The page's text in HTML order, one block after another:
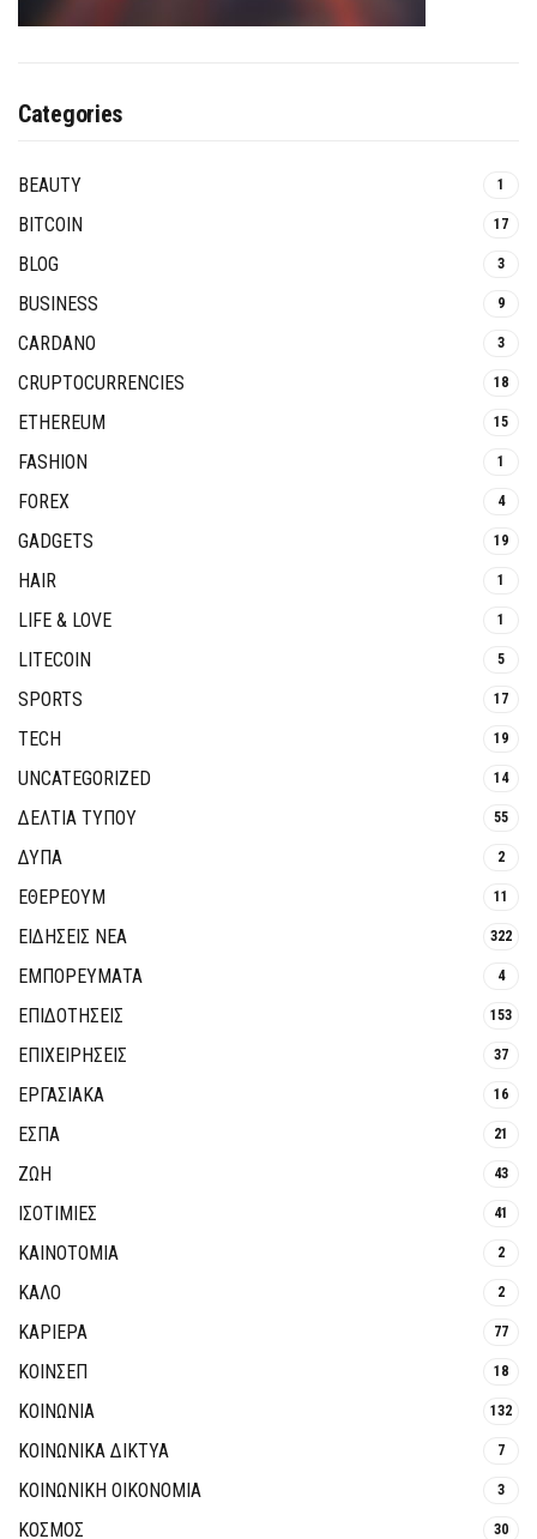
Categories
BEAUTY 1
BITCOIN 17
BLOG 3
BUSINESS 9
CARDANO 3
CRUPTOCURRENCIES 18
ETHEREUM 15
FASHION 1
FOREX 4
GADGETS 19
HAIR 1
LIFE & LOVE 1
LITECOIN 5
SPORTS 17
TECH 19
UNCATEGORIZED 14
ΔΕΛΤΙΑ ΤΥΠΟΥ 55
ΔΥΠΑ 2
ΕΘΈΡΕΟΥΜ 11
ΕΙΔΗΣΕΙΣ ΝΕΑ 322
ΕΜΠΟΡΕΥΜΑΤΑ 4
ΕΠΙΔΟΤΗΣΕΙΣ 153
ΕΠΙΧΕΙΡΗΣΕΙΣ 37
ΕΡΓΑΣΙΑΚΑ 16
ΕΣΠΑ 21
ΖΩΗ 43
ΙΣΟΤΙΜΙΕΣ 41
ΚΑΙΝΟΤΟΜΊΑ 2
ΚΑΛΟ 2
ΚΑΡΙΕΡΑ 77
ΚΟΙΝΣΕΠ 18
ΚΟΙΝΩΝΙΑ 132
ΚΟΙΝΩΝΙΚΆ ΔΊΚΤΥΑ 7
ΚΟΙΝΩΝΙΚΉ ΟΙΚΟΝΟΜΊΑ 3
ΚΟΣΜΟΣ 30